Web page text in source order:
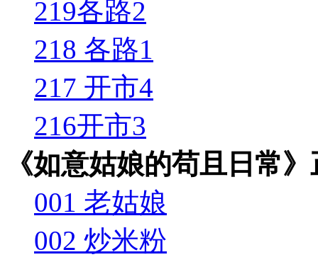
219各路2
218 各路1
217 开市4
216开市3
《如意姑娘的苟且日常
001 老姑娘
002 炒米粉